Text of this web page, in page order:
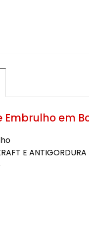
Embrulho em
E ANTIGORDURA